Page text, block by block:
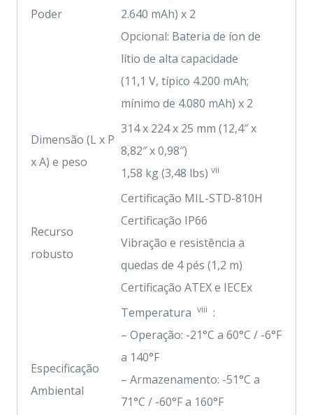
Poder
2.640 mAh) x 2
Opcional: Bateria de íon de
lítio de alta capacidade
(11,1 V, típico 4.200 mAh;
mínimo de 4.080 mAh) x 2
Dimensão (L x P
x A) e peso
314 x 224 x 25 mm (12,4″ x
8,82″ x 0,98″)
1,58 kg (3,48 lbs) vii
Recurso
robusto
Certificação MIL-STD-810H
Certificação IP66
Vibração e resistência a
quedas de 4 pés (1,2 m)
Certificação ATEX e IECEx
Especificação
Ambiental
Temperatura viii :
– Operação: -21°C a 60°C / -6°F
a 140°F
– Armazenamento: -51°C a
71°C / -60°F a 160°F